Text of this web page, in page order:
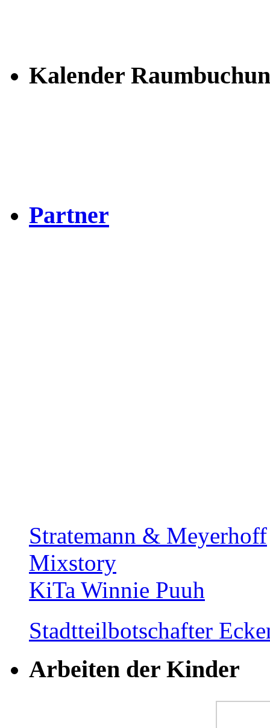
Kalender
Partner
Stratemann & Meyerhoff
Mixstory
KiTa Winnie Puuh
Stadtteilbotschafter
Arbeiten der Kinder